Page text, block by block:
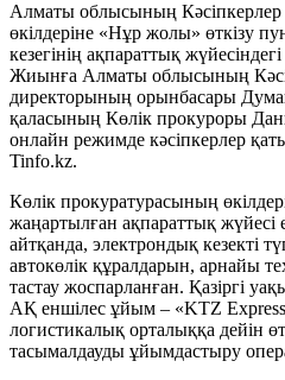
Алматы облысының Кәсіпкерлер
өкілдеріне «Нұр жолы» өткізу
кезегінің ақпараттық жүйесіндегі
Жиынға Алматы облысының
директорының орынбасары
қаласының Көлік прокуроры
онлайн режимде кәсіпкерлер
Tinfo.kz.
Көлік прокуратурасының
жаңартылған ақпараттық жүйесі
айтқанда, электрондық кезекті
автокөлік құралдарын, арнайы
тастау жоспарланған. Қазіргі
АҚ еншілес ұйым – «KTZ
логистикалық орталыққа дейін
тасымалдауды ұйымдастыру